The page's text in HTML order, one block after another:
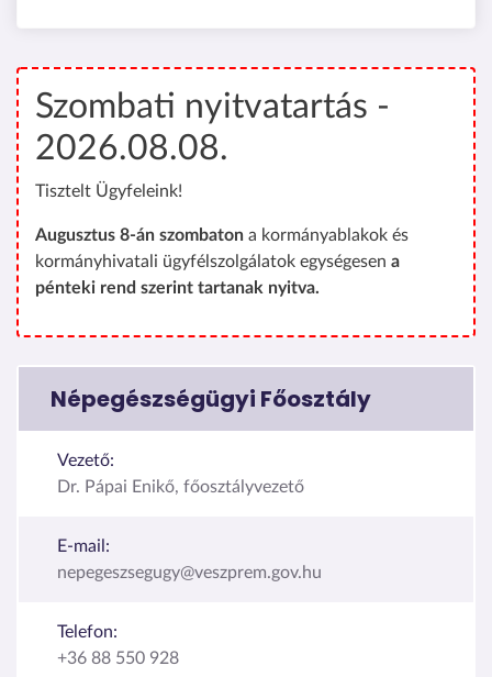
Szombati nyitvatartás -
2026.08.08.
Tisztelt Ügyfeleink!
Augusztus 8-án szombaton a kormányablakok és
kormányhivatali ügyfélszolgálatok egységesen a
pénteki rend szerint tartanak nyitva.
Népegészségügyi Főosztály
Vezető:
Dr. Pápai Enikő, főosztályvezető
E-mail:
nepegeszsegugy@veszprem.gov.hu
Telefon:
+36 88 550 928